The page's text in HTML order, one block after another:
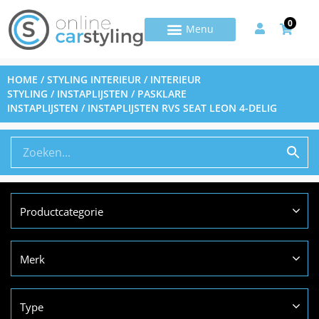
0
HOME /STYLING INTERIEUR / INTERIEUR
STYLING / INSTAPLIJSTEN / PASKLARE
INSTAPLIJSTEN / INSTAPLIJSTEN RVS SEAT LEON 4-DELIG
Productcategorie
Merk
Type